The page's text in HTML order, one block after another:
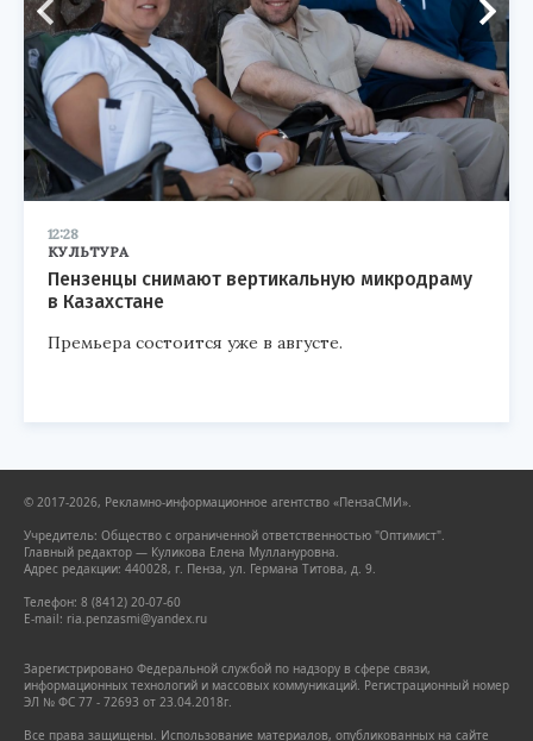
12:28
КУЛЬТУРА
Пензенцы снимают вертикальную микродраму
в Казахстане
Премьера состоится уже в августе.
© 2017-2026, Рекламно-информационное агентство «ПензаСМИ».
Учредитель: Общество с ограниченной ответственностью "Оптимист".
Главный редактор — Куликова Елена Муллануровна.
Адрес редакции: 440028, г. Пенза, ул. Германа Титова, д. 9.
Телефон: 8 (8412) 20-07-60
E-mail: ria.penzasmi@yandex.ru
Зарегистрировано Федеральной службой по надзору в сфере связи,
информационных технологий и массовых коммуникаций. Регистрационный номер
ЭЛ № ФС 77 - 72693 от 23.04.2018г.
Все права защищены. Использование материалов, опубликованных на сайте